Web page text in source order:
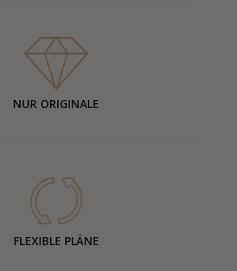
NUR ORIGINALE
FLEXIBLE PLÄNE